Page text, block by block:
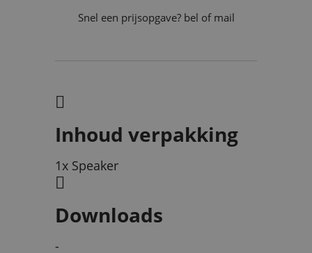
Snel een prijsopgave? bel of mail
Inhoud verpakking
1x Speaker
Downloads
-